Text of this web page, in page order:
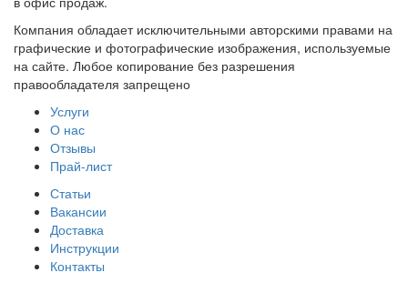
Компания обладает исключительными авторскими правами на
графические и фотографические изображения, используемые
на сайте. Любое копирование без разрешения
правообладателя запрещено
Услуги
О нас
Отзывы
Прай-лист
Статьи
Вакансии
Доставка
Инструкции
Контакты